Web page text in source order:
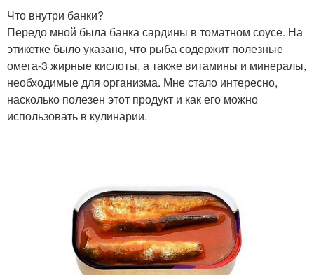
Что внутри банки?
Передо мной была банка сардины в томатном соусе. На
этикетке было указано, что рыба содержит полезные
омега-3 жирные кислоты, а также витамины и минералы,
необходимые для организма. Мне стало интересно,
насколько полезен этот продукт и как его можно
использовать в кулинарии.